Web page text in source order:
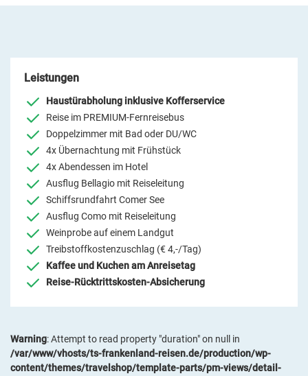
Leistungen
Haustürabholung inklusive Kofferservice
Reise im PREMIUM-Fernreisebus
Doppelzimmer mit Bad oder DU/WC
4x Übernachtung mit Frühstück
4x Abendessen im Hotel
Ausflug Bellagio mit Reiseleitung
Schiffsrundfahrt Comer See
Ausflug Como mit Reiseleitung
Weinprobe auf einem Landgut
Treibstoffkostenzuschlag (€ 4,-/Tag)
Kaffee und Kuchen am Anreisetag
Reise-Rücktrittskosten-Absicherung
Warning: Attempt to read property "duration" on null in
/var/www/vhosts/ts-frankenland-reisen.de/production/wp-
content/themes/travelshop/template-parts/pm-views/detail-